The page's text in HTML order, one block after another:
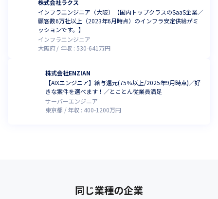
株式会社ラクス
インフラエンジニア（大阪）【国内トップクラスのSaaS企業／
顧客数6万社以上（2023年6月時点）のインフラ安定供給がミ
ッションです。】
インフラエンジニア
大阪府
年収 : 530-641 万円
株式会社ENZIAN
【AIXエンジニア】給与還元(75％以上/2025年9月時点)／好
きな案件を選べます！／とことん従業員満足
サーバーエンジニア
東京都
年収 : 400-1200万円
同じ業種の企業